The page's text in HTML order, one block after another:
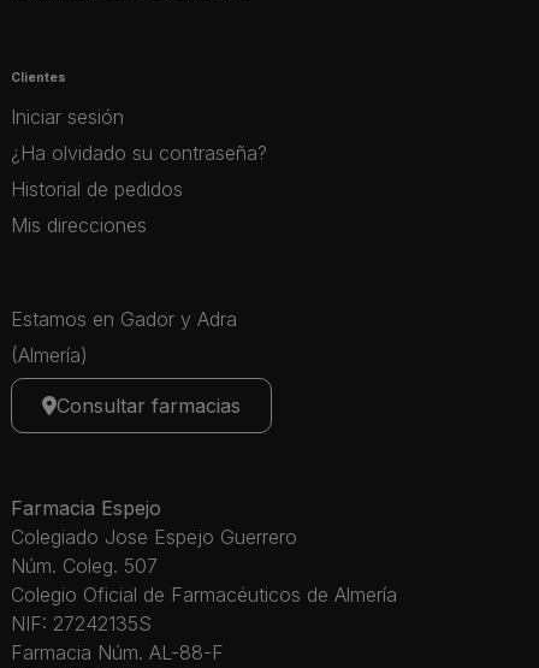
Clientes
Iniciar sesión
¿Ha olvidado su contraseña?
Historial de pedidos
Mis direcciones
Estamos en Gador y Adra
(Almería)
Consultar farmacias
Farmacia Espejo
Colegiado Jose Espejo Guerrero
Núm. Coleg. 507
Colegio Oficial de Farmacéuticos de Almería
NIF: 27242135S
Farmacia Núm. AL-88-F